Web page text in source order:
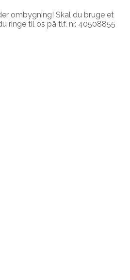
ombygning! Skal du bruge et
ringe til os på tlf. nr. 40508855